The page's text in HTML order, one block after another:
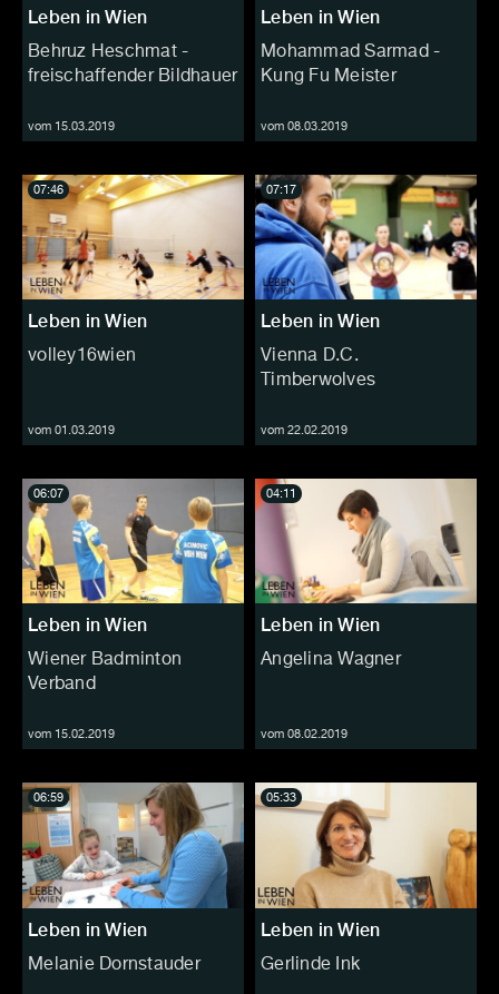
Leben in Wien
Behruz Heschmat -
freischaffender Bildhauer
vom 15.03.2019
Leben in Wien
Mohammad Sarmad -
Kung Fu Meister
vom 08.03.2019
Leben in Wien
volley16wien
vom 01.03.2019
07:46
Leben in Wien
Vienna D.C.
Timberwolves
vom 22.02.2019
07:17
Leben in Wien
Wiener Badminton
Verband
vom 15.02.2019
06:07
Leben in Wien
Angelina Wagner
vom 08.02.2019
04:11
Leben in Wien
Melanie Dornstauder
06:59
Leben in Wien
Gerlinde Ink
05:33